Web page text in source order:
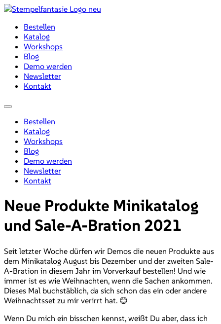
Zum
wechselnBestellen
Katalog
Workshops
Blog
Demo werden
Newsletter
Kontakt
Menü
Bestellen
Katalog
Workshops
Blog
Demo werden
Newsletter
Kontakt
Neue Produkte Minikatalog
und Sale-A-Bration 2021
Seit letzter Woche dürfen wir Demos die neuen Produkte aus
dem Minikatalog August bis Dezember und der zweiten Sale-
A-Bration in diesem Jahr im Vorverkauf bestellen! Und wie
immer ist es wie Weihnachten, wenn die Sachen ankommen.
Dieses Mal buchstäblich, da sich schon das ein oder andere
Weihnachtsset zu mir verirrt hat. 😊
Wenn Du mich ein bisschen kennst, weißt Du aber, dass ich